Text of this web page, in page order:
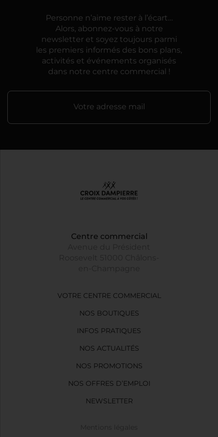
Personne n’aime rester à l’écart…
Alors, abonnez-vous à notre
newsletter et soyez toujours parmi
les premiers informés des bons plans,
activités et événements organisés
dans notre centre commercial !
Votre adresse mail
Centre commercial
VOTRE CENTRE COMMERCIAL
NOS BOUTIQUES
INFOS PRATIQUES
NOS ACTUALITÉS
NOS PROMOTIONS
NOS OFFRES D’EMPLOI
NEWSLETTER